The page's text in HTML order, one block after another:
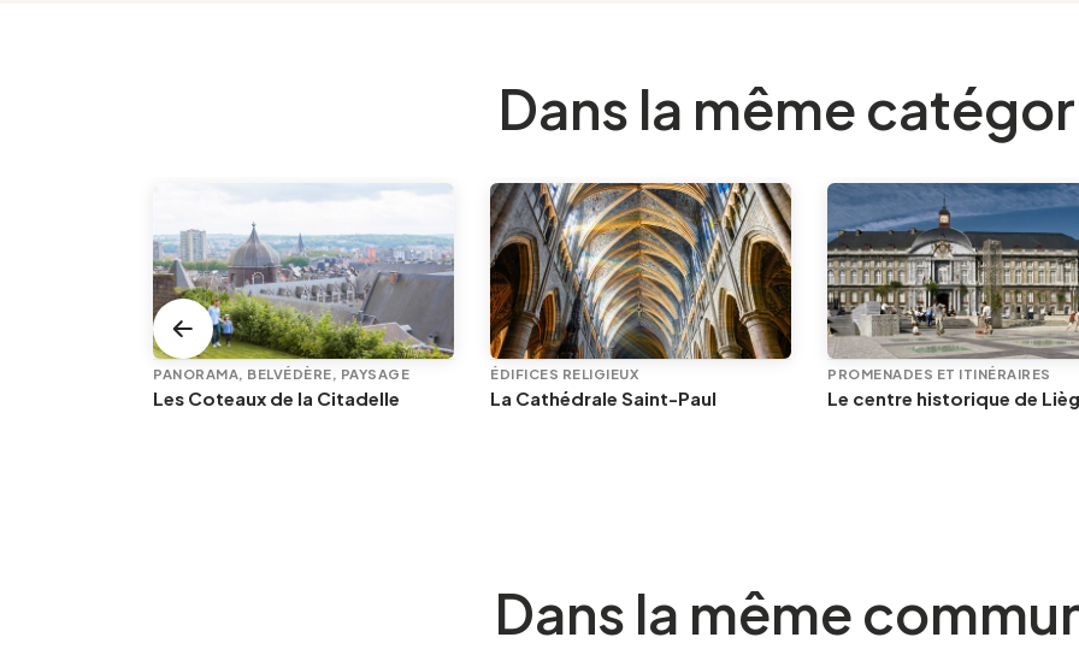
Dans la même
PANORAMA, BELVÉDÈRE, PAYSAGE
Les Coteaux de la Citadelle
ÉDIFICES RELIGIEUX
La Cathédrale Saint-Paul
PROMENADES ET ITINÉRAIRES
Dans la même